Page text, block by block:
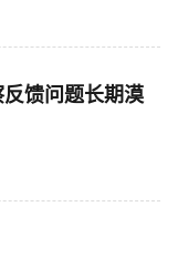
馈问题长期漠